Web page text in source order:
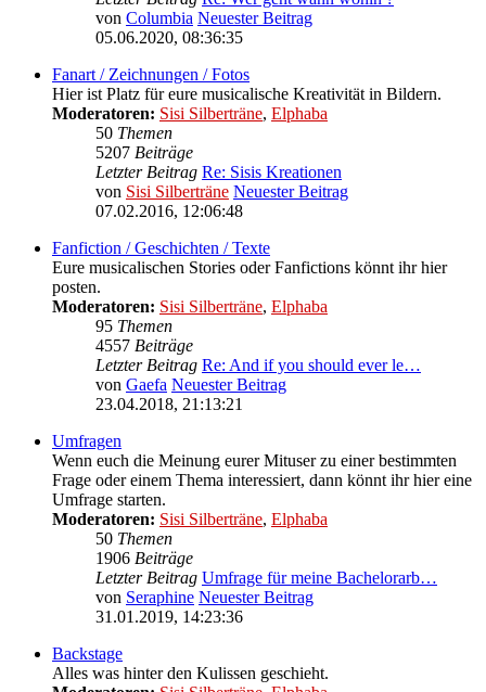
von Columbia Neuester Beitrag
05.06.2020, 08:36:35
Fanart / Zeichnungen / Fotos
Hier ist Platz für eure musicalische Kreativität in Bildern.
Moderatoren: Sisi Silberträne, Elphaba
50 Themen
5207 Beiträge
Letzter Beitrag Re: Sisis Kreationen
von Sisi Silberträne Neuester Beitrag
07.02.2016, 12:06:48
Fanfiction / Geschichten / Texte
Eure musicalischen Stories oder Fanfictions könnt ihr hier
posten.
Moderatoren: Sisi Silberträne, Elphaba
95 Themen
4557 Beiträge
Letzter Beitrag Re: And if you should ever le…
von Gaefa Neuester Beitrag
23.04.2018, 21:13:21
Umfragen
Wenn euch die Meinung eurer Mituser zu einer bestimmten
Frage oder einem Thema interessiert, dann könnt ihr hier eine
Umfrage starten.
Moderatoren: Sisi Silberträne, Elphaba
50 Themen
1906 Beiträge
Letzter Beitrag Umfrage für meine Bachelorarb…
von Seraphine Neuester Beitrag
31.01.2019, 14:23:36
Backstage
Alles was hinter den Kulissen geschieht.